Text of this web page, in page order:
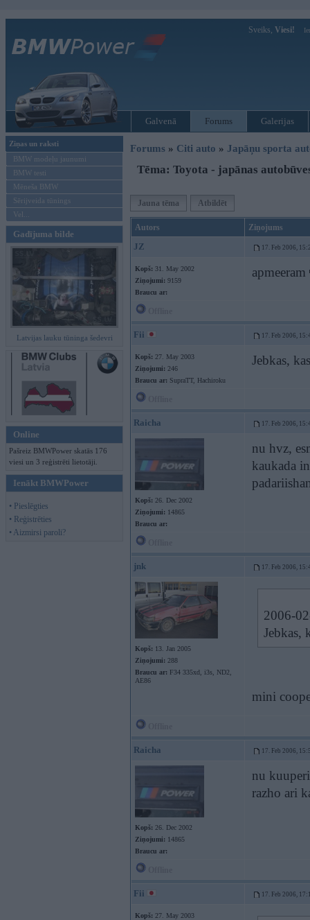
Sveiks, Viesi!
Galvenā Forums Galerijas
Ziņas un raksti
BMW modeļu jaunumi
BMW testi
Mēneša BMW
Sērijveida tūnings
Vel...
Gadījuma bilde
Latvijas lauku tūninga šedevri
Online
Pašreiz BMWPower skatās 176
viesi un 3 reģistrēti lietotāji.
Ienākt BMWPower
• Pieslēgties
• Reģistrēties
• Aizmirsi paroli?
Forums » Citi auto » Japāņu sporta
Tēma: Toyota - japānas
Jauna tēma Atbildēt
Autors Ziņojums
JZ 17. Feb 2006,
Kopš: 31. May 2002
Ziņojumi: 9159
Braucu ar:
apmeeram
Fii 17. Feb 2006,
Kopš: 27. May 2003
Ziņojumi: 246
Braucu ar: SupraTT, Hachiroku
Jebkas,
Raicha 17. Feb 2006,
Kopš: 26. Dec 2002
Ziņojumi: 14865
Braucu ar:
nu hvz,
kaukada
jnk 17. Feb 2006,
Kopš: 13. Jan 2005
Ziņojumi: 288
Braucu ar: F34 335xd, i3s, ND2,
AE86
2006-
Jebkas,
mini
Raicha 17. Feb 2006,
Kopš: 26. Dec 2002
Ziņojumi: 14865
Braucu ar:
nu
razho ari
Fii 17. Feb 2006,
Kopš: 27. May 2003